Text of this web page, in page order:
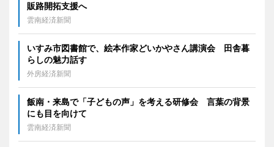
販路開拓支援へ
雲南経済新聞
いすみ市図書館で、絵本作家どいかやさん講演会 田舎暮
らしの魅力話す
外房経済新聞
飯南・来島で「子どもの声」を考える研修会 言葉の背景
にも目を向けて
雲南経済新聞